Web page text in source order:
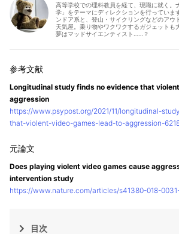
高等学校での理科教員を経て、現職に就く。
学」をテーマにディレクションを行っていま
ンドア系と、登山・サイクリングなどのアウ
天気屋。乗り物やワクワクするガジェットも
夢はマッドサイエンティスト……？
Longitudinal study finds no evidence that
aggression
https://www.psypost.org/2021/11/longitudinal-
that-violent-video-games-lead-to-aggression-
Does playing violent video games cause
intervention study
https://www.nature.com/articles/s41380-018-
目次